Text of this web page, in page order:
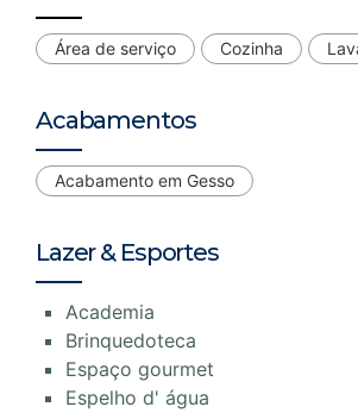
Área de serviço Cozinha
Acabamentos
Acabamento em Gesso
Lazer & Esportes
Academia
Brinquedoteca
Espaço gourmet
Espelho d' água